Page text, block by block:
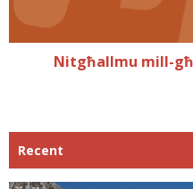
Nitgħallmu mill-
Recent